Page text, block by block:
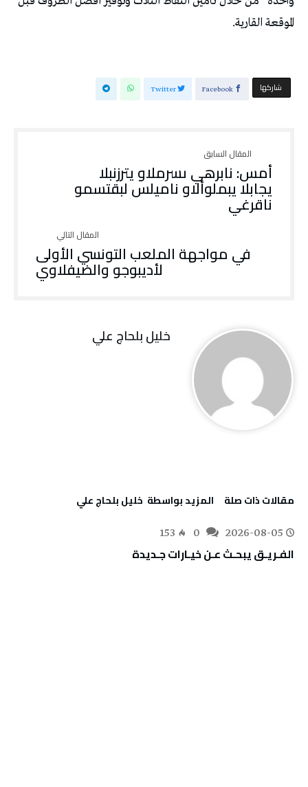
‬الموقعة‭ ‬القارية‭. ‬
‫‫ شاركها‬ Facebook
Twitter
‬ومستقبل‭ ‬سليمان‭ ‬والأولمبي‭ ‬الباجي‭
‬يغرقان
في مواجهة الملعب التونسي الأولى
لأديبوجو والضيفلاوي
خليل‭ ‬بلحاج‭ ‬علي
‫مقالات ذات صلة‬ ‫‫المزيد بواسطة‬ ‬ خليل‭ ‬بلحاج‭ ‬علي
2026-08-05
153
الفـريـق‭ ‬يبحـث‭ ‬عـن‭ ‬خيـارات‭ ‬جـديدة